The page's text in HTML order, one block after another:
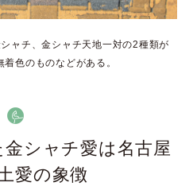
ャチ、金シャチ天地一対の2種類が
色のものなどがある。
シャチ愛は名古屋
愛の象徴